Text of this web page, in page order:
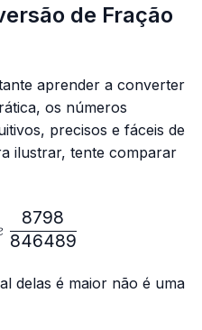
de Fração
aprender a converter
os números
precisos e fáceis de
ilustrar, tente comparar
\frac{6458}{749894} \
846489
8798
delas é maior não é uma